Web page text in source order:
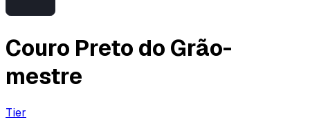
Couro Preto do Grão-
mestre
Tier